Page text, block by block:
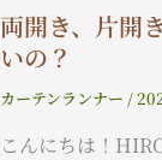
両開き、片開
いの？
カーテンランナー /
こんにちは！